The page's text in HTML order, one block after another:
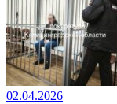
02.04.2026